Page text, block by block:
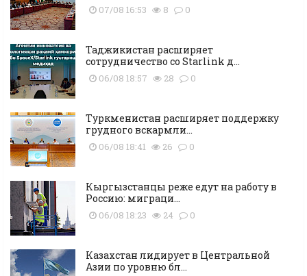
07/08 16:53 8 0
Таджикистан расширяет
сотрудничество со Starlink д...
06/08 18:57 28 0
Туркменистан расширяет поддержку
грудного вскармли...
06/08 18:41 26 0
Кыргызстанцы реже едут на работу в
Россию: миграци...
06/08 18:23 24 0
Казахстан лидирует в Центральной
Азии по уровню бл...